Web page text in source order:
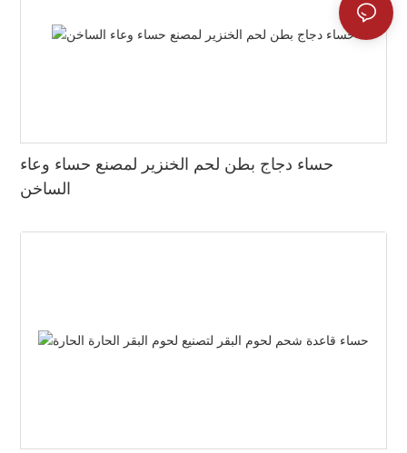
حساء دجاج بطن لحم الخنزير لمصنع حساء وعاء
الساخن